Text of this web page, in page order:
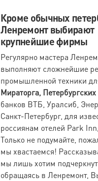
Кроме обычных
Ленремонт выбирают
крупнейшие фирмы
Регулярно мастера
выполняют сложнейшие
промышленной техники
Мираторга, Петербургских
банков ВТБ, Уралсиб,
Санкт-Петербург, для
россиянам отелей Park
Только не подумайте,
мы хвастаемся!
мы лишь хотим
обращаясь в Ленремонт,